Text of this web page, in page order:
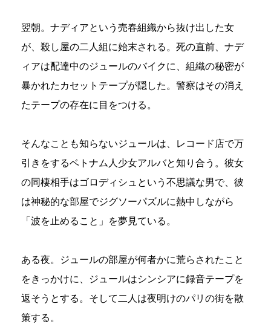
翌朝。ナディアという売春組織から抜け出した女
が、殺し屋の二人組に始末される。死の直前、ナデ
ィアは配達中のジュールのバイクに、組織の秘密が
暴かれたカセットテープが隠した。警察はその消え
たテープの存在に目をつける。
そんなことも知らないジュールは、レコード店で万
引きをするベトナム人少女アルバと知り合う。彼女
の同棲相手はゴロディシュという不思議な男で、彼
は神秘的な部屋でジグソーパズルに熱中しながら
「波を止めること」を夢見ている。
ある夜。ジュールの部屋が何者かに荒らされたこと
をきっかけに、ジュールはシンシアに録音テープを
返そうとする。そして二人は夜明けのパリの街を散
策する。